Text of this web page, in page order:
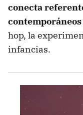
conecta
hop, la
infancias.